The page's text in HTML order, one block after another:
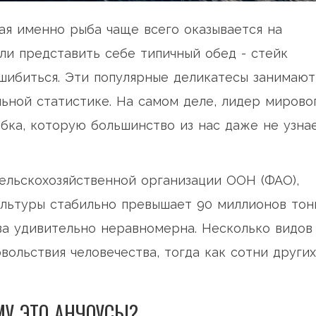
именно рыба чаще всего оказывается на
представить себе типичный обед - стейк
Эти популярные деликатесы занимают
статистике. На самом деле, лидер
которую большинство из нас даже не
организации ООН (ФАО),
стабильно превышает 90 миллионов
удивительно неравномерна. Несколько видов
человечества, тогда как сотни других